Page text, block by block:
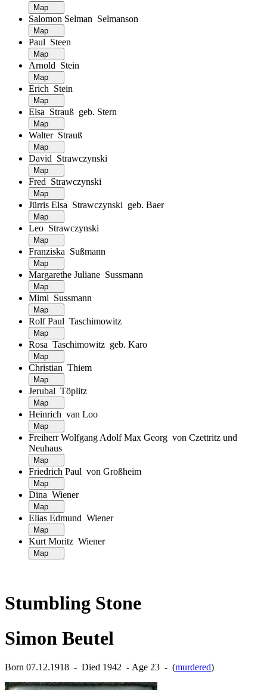
Salomon Selman Selmanson
Paul Steen
Arnold Stein
Erich Stein
Elsa Strauß geb. Stern
Walter Strauß
David Strawczynski
Fred Strawczynski
Jürris Elsa Strawczynski geb. Baer
Leo Strawczynski
Franziska Sußmann
Margarethe Juliane Sussmann
Mimi Sussmann
Rolf Paul Taschimowitz
Rosa Taschimowitz geb. Karo
Christian Thiem
Jerubal Töplitz
Heinrich van Loo
Freiherr Wolfgang Adolf Max Georg von Czettritz und
Neuhaus
Friedrich Paul von Großheim
Dina Wiener
Elias Edmund Wiener
Kurt Moritz Wiener
Stumbling Stone
Simon Beutel
Born 07.12.1918 ‐ Died 1942 ‐ Age 23 ‐ (murdered)